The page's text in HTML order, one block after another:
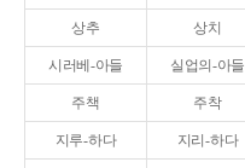
상추 상치
시러베-아들 실업의-아들
주책 주착
지루-하다 지리-하다